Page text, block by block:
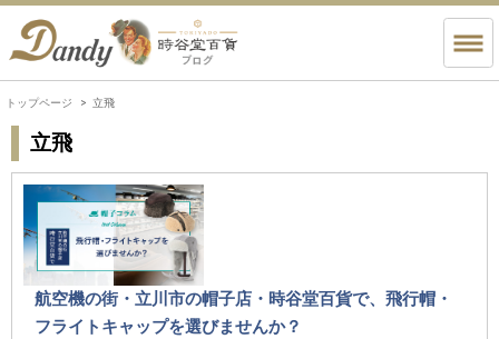
トップページ 立飛
立飛
航空機の街・立川市の帽子店・時谷堂百貨で、飛行帽・
フライトキャップを選びませんか？